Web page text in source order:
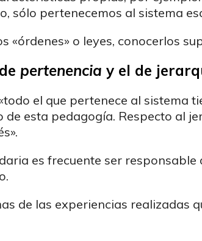
sólo pertenecemos al sistema
«órdenes» o leyes, conocerlos
pertenencia y el de
el que pertenece al sistema
de esta pedagogía. Respecto al
es frecuente ser
de las experiencias realizadas